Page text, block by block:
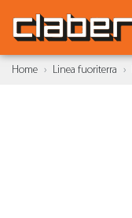
Home Linea fuoriterra